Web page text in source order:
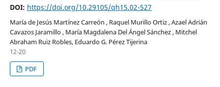
DOI: https://doi.org/10.29105/qh15.02-527
María de Jesús Martínez Carreón , Raquel Murillo Ortiz , Azael Adrián
Cavazos Jaramillo , María Magdalena Del Ángel Sánchez , Mitchel
Abraham Ruiz Robles, Eduardo G. Pérez Tijerina
12-20
PDF